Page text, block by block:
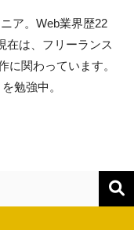
ア。Web業界歴22
在は、フリーランス
に関わっています。
勉強中。